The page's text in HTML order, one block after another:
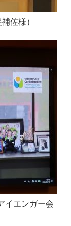
佐様）
イエンガー会